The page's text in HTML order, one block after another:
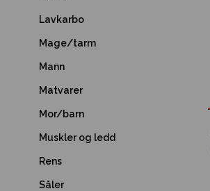
Lavkarbo
Mage/tarm
Mann
Matvarer
Mor/barn
Muskler og ledd
Rens
Såler